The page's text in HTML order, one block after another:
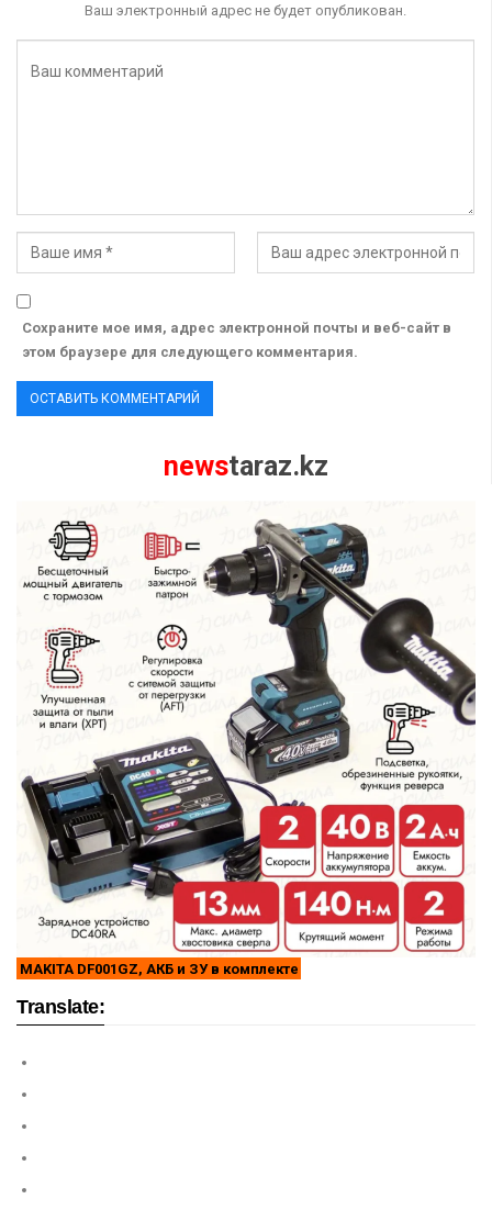
Ваш электронный адрес не будет опубликован.
Сохраните мое имя, адрес электронной почты и веб-сайт в
этом браузере для следующего комментария.
newstaraz.kz
MAKITA DF001GZ, АКБ и ЗУ в комплекте
Translate: